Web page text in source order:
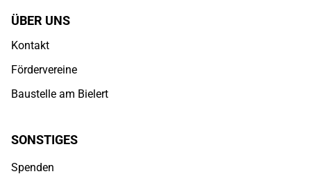
ÜBER UNS
Kontakt
Fördervereine
Baustelle am Bielert
SONSTIGES
Spenden